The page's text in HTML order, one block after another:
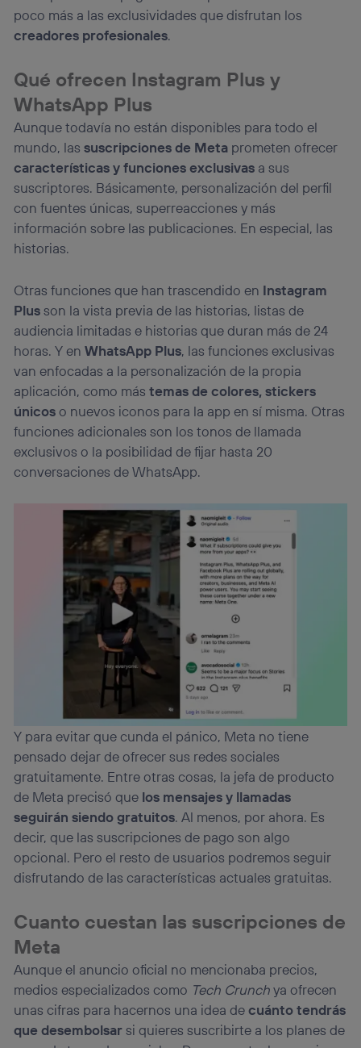
poco más a las exclusividades que disfrutan los
creadores profesionales.
Qué ofrecen Instagram Plus y
WhatsApp Plus
Aunque todavía no están disponibles para todo el
mundo, lassuscripciones de Meta prometen ofrecer
características y funciones exclusivas a sus
suscriptores. Básicamente, personalización del perfil
con fuentes únicas, superreacciones y más
información sobre las publicaciones. En especial, las
historias.
Otras funciones que han trascendido en Instagram
Plusson la vista previa de las historias, listas de
audiencia limitadas e historias que duran más de 24
horas. Y enWhatsApp Plus, las funciones exclusivas
van enfocadas a la personalización de la propia
aplicación, como mástemas de colores, stickers
únicoso nuevos iconos para la app en sí misma. Otras
funciones adicionales son los tonos de llamada
exclusivos o la posibilidad de fijar hasta 20
conversaciones de WhatsApp.
Y para evitar que cunda el pánico, Meta no tiene
pensado dejar de ofrecer sus redes sociales
gratuitamente. Entre otras cosas, la jefa de producto
de Meta precisó que los mensajes y llamadas
seguirán siendo gratuitos. Al menos, por ahora. Es
decir, que las suscripciones de pago son algo
opcional. Pero el resto de usuarios podremos seguir
disfrutando de las características actuales gratuitas.
Cuanto cuestan las suscripciones de
Meta
Aunque el anuncio oficial no mencionaba precios,
medios especializados como Tech Crunchya ofrecen
unas cifras para hacernos una idea decuánto tendrás
que desembolsarsi quieres suscribirte a los planes de